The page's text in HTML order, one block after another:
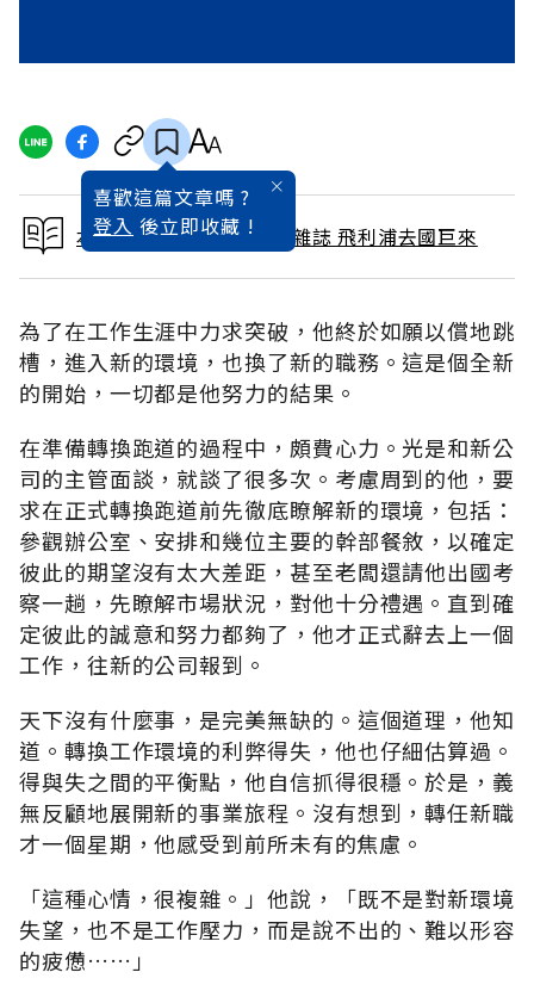
喜歡這篇文章嗎 ?
登入 後立即收藏 !
本文出自 2001 / 11月號雜誌 飛利浦去國巨來
為了在工作生涯中力求突破，他終於如願以償地跳
槽，進入新的環境，也換了新的職務。這是個全新
的開始，一切都是他努力的結果。
在準備轉換跑道的過程中，頗費心力。光是和新公
司的主管面談，就談了很多次。考慮周到的他，要
求在正式轉換跑道前先徹底瞭解新的環境，包括：
參觀辦公室、安排和幾位主要的幹部餐敘，以確定
彼此的期望沒有太大差距，甚至老闆還請他出國考
察一趟，先瞭解市場狀況，對他十分禮遇。直到確
定彼此的誠意和努力都夠了，他才正式辭去上一個
工作，往新的公司報到。
天下沒有什麼事，是完美無缺的。這個道理，他知
道。轉換工作環境的利弊得失，他也仔細估算過。
得與失之間的平衡點，他自信抓得很穩。於是，義
無反顧地展開新的事業旅程。沒有想到，轉任新職
才一個星期，他感受到前所未有的焦慮。
「這種心情，很複雜。」他說，「既不是對新環境
失望，也不是工作壓力，而是說不出的、難以形容
的疲憊……」